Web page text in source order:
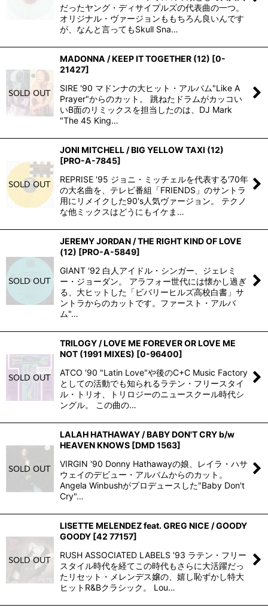
だったヤング・ディサイプルズの代表曲の一つ。
オリジナル・ヴァージョンももちろん良いんです
が、なんと言ってもSkull Sna…
MADONNA / KEEP IT TOGETHER (12) [0-
21427]
SIRE '90 マドンナの大ヒット・アルバム"Like A
Prayer"からのカット。 跳ねたドラムがカッコい
いB面のリミックスを担当したのは、DJ Mark
"The 45 King…
JONI MITCHELL / BIG YELLOW TAXI (12)
[PRO-A-7845]
REPRISE '95 ジョニ・ミッチェルを代表する'70年
の大名曲を、テレビ番組「FRIENDS」のサントラ
用にリメイクした90's人気ヴァージョン。 テクノ
な他ミックスはどうにもイケま…
JEREMY JORDAN / THE RIGHT KIND OF LOVE
(12) [PRO-A-5849]
GIANT '92 白人アイドル・シンガー、ジェレミ
ー・ジョーダン。 アラフォー世代には懐かし過ぎ
る、大ヒットした「ビバリーヒルズ高校白書」サ
ントラからのカットです。ファースト・アルバ
ム"…
TRILOGY / LOVE ME FOREVER OR LOVE ME
NOT (1991 MIXES) [0-96400]
ATCO '90 "Latin Love"や後のC+C Music Factory
としての活動でも知られるラテン・フリースタイ
ル・トリオ、トリロジーのニュースクール時代シ
ングル。 この曲の…
LALAH HATHAWAY / BABY DON'T CRY b/w
HEAVEN KNOWS [DMD 1563]
VIRGIN '90 Donny Hathawayの娘、レイラ・ハサ
ウェイのデビュー・アルバムからのカット。
Angela Winbushがプロデュースした"Baby Don't
Cry"…
LISETTE MELENDEZ feat. GREG NICE / GOODY
GOODY [42 77157]
RUSH ASSOCIATED LABELS '93 ラテン・フリー
スタイル時代を経てこの時代もさらに大活躍だっ
たリセット・メレンデス嬢の、嬉し恥ずかし特大
ヒットR&Bクラシック。 Lou…